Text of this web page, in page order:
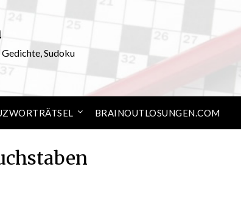
Sudoku
BRAINOUTLOSUNGEN.COM